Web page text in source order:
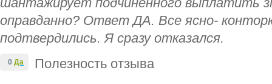
шантажирует подчиненного выплатить
оправданно? Ответ ДА. Все ясно-
подтвердились. Я сразу отказался.
Полезность отзыва
0 Да